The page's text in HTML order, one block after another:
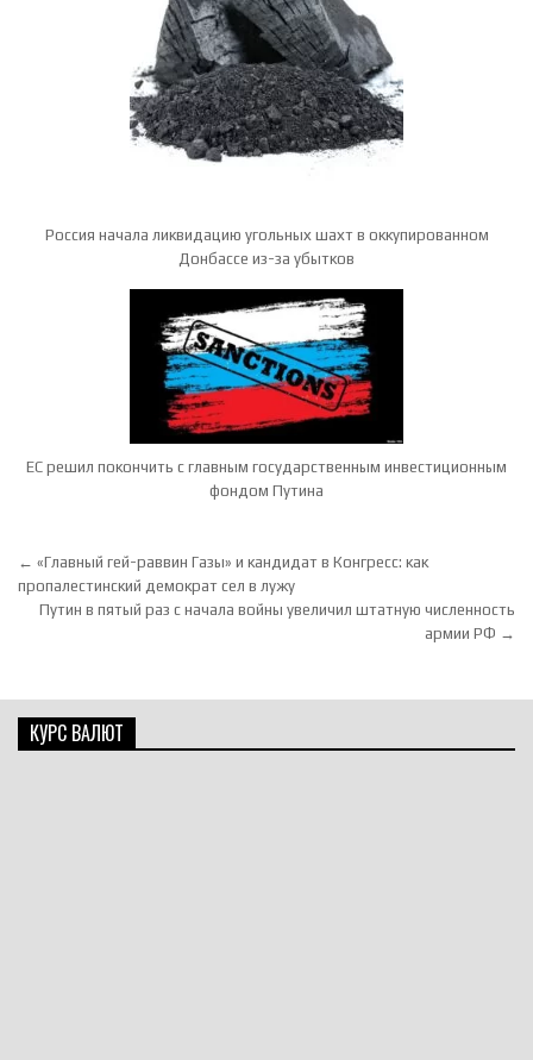
Россия начала ликвидацию угольных шахт в оккупированном
Донбассе из-за убытков
ЕС решил покончить с главным государственным инвестиционным
фондом Путина
Навигация по записям
← «Главный гей-раввин Газы» и кандидат в Конгресс: как
пропалестинский демократ сел в лужу
Путин в пятый раз с начала войны увеличил штатную численность
армии РФ →
КУРС ВАЛЮТ